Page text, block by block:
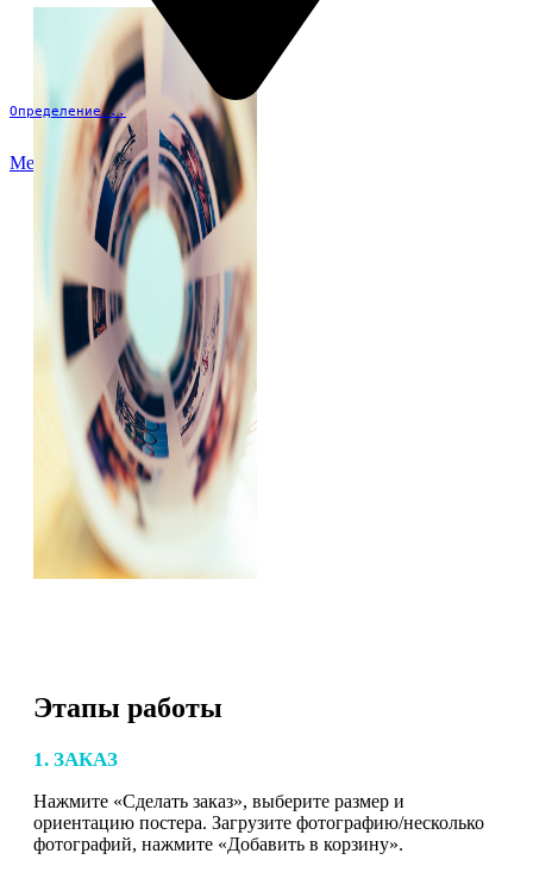
Определение...
Меню
Этапы работы
1. ЗАКАЗ
Нажмите «Сделать заказ», выберите размер и
ориентацию постера. Загрузите фотографию/несколько
фотографий, нажмите «Добавить в корзину».